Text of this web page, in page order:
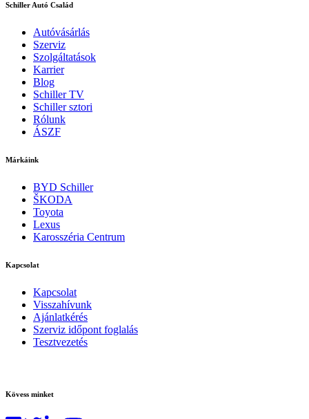
Schiller Autó Család
Autóvásárlás
Szerviz
Szolgáltatások
Karrier
Blog
Schiller TV
Schiller sztori
Rólunk
ÁSZF
Márkáink
BYD Schiller
ŠKODA
Toyota
Lexus
Karosszéria Centrum
Kapcsolat
Kapcsolat
Visszahívunk
Ajánlatkérés
Szerviz időpont foglalás
Tesztvezetés
Kövess minket